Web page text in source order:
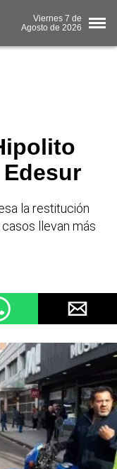
Viernes 7 de
Agosto de 2026
la restitución
llevan más